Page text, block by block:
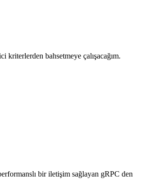
kriterlerden bahsetmeye çalışacağım.
bir iletişim sağlayan gRPC den